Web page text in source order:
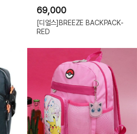
69,000
[디얼스]BREEZE BACKPACK-
RED